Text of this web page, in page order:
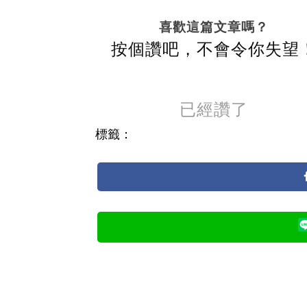
喜歡這篇文章嗎？
按個讚吧，不會令你失望
已經讚了
標籤：